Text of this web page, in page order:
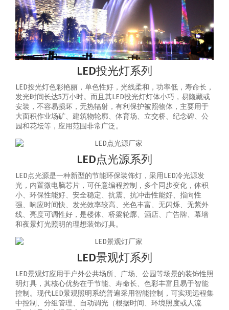
LED投光灯系列
LED投光灯色彩艳丽，单色性好，光线柔和，功率低，寿命长，
发光时间长达5万小时。而且其LED投光灯灯体小巧，易隐藏或
安装，不容易损坏，无热辐射，有利保护被照物体，主要用于
大面积作业场矿、建筑物轮廓、体育场、立交桥、纪念碑、公
园和花坛等，应用范围非常广泛。
LED点光源系列
LED点光源是一种新型的节能环保装饰灯，采用LED冷光源发
光，内置微电脑芯片，可任意编程控制，多个同步变化，体积
小、环保性能好、安全稳定、抗震、抗冲击性能好、指向性
强、响应时间快、发光效率较高、光色丰富、无闪烁、无紫外
线、亮度可调性好，是楼体、桥梁轮廓、酒店、广告牌、幕墙
和夜景灯光照明的理想装饰灯具。
LED景观灯系列
LED景观灯应用于户外公共场所、广场、公园等场景的装饰性照
明灯具，其核心优势在于节能、寿命长、色彩丰富且易于智能
控制‌。‌现代LED景观照明系统普遍采用智能控制，可实现‌远程集
中控制、分组管理、自动调光（根据时间、环境照度或人流